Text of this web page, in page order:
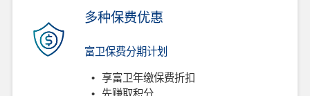
多种保费优惠
富卫保费分期计划
•
享富卫年缴保费折扣